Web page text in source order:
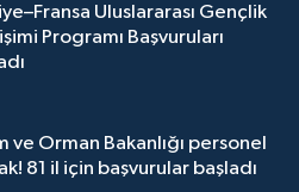
Uluslararası Gençlik
Programı Başvuruları
ve Orman Bakanlığı personel
81 il için başvurular başladı